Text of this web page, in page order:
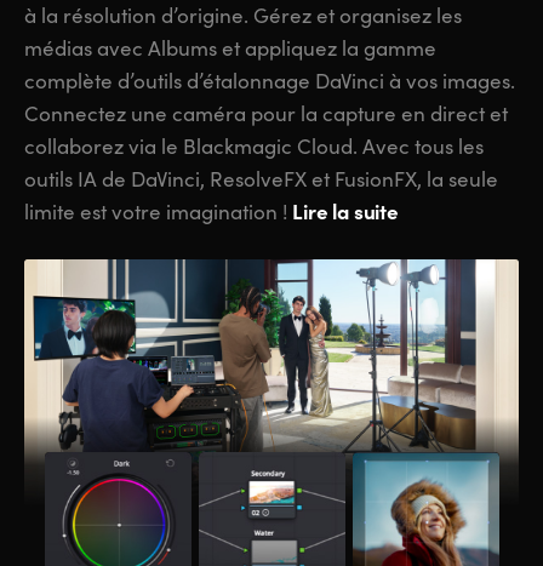
à la résolution d’origine. Gérez et organisez les
médias avec Albums et appliquez la gamme
complète d’outils d’étalonnage DaVinci à vos images.
Connectez une caméra pour la capture en direct et
collaborez via le Blackmagic Cloud. Avec tous les
outils IA de DaVinci, ResolveFX et FusionFX, la seule
limite est votre imagination ! Lire la suite